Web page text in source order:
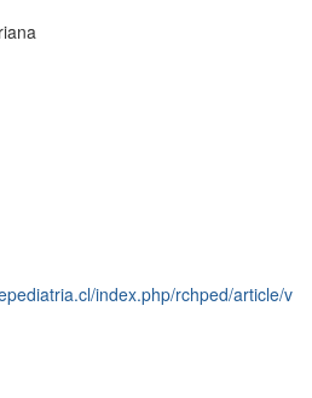
index.php/rchped/article/v